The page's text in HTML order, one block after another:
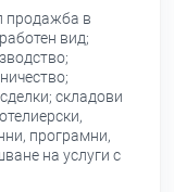
продажба в
вид;
складови
програмни,
на услуги с